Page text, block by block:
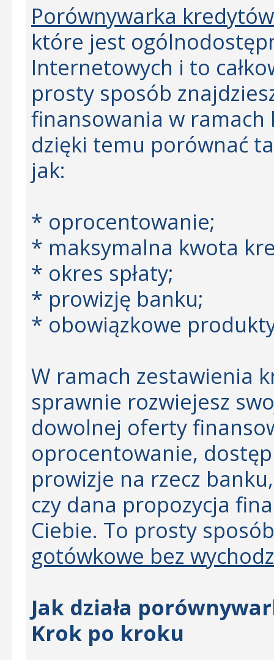
Porównywarka
które jest
Internetowych i to
prosty sposób
finansowania w ramach
dzięki temu porównać
jak:
* oprocentowanie;
* maksymalna kwota
* okres spłaty;
* prowizję banku;
* obowiązkowe
W ramach zestawienia
sprawnie rozwiejesz
dowolnej oferty
oprocentowanie,
prowizje na rzecz
czy dana propozycja
Ciebie. To prosty
gotówkowe bez
Jak działa
Krok po kroku